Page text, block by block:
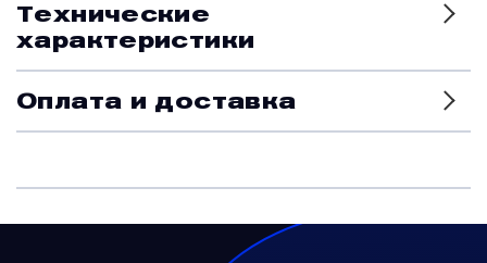
Технические
характеристики
Оплата и доставка
Наземное вспомогательное оборудование